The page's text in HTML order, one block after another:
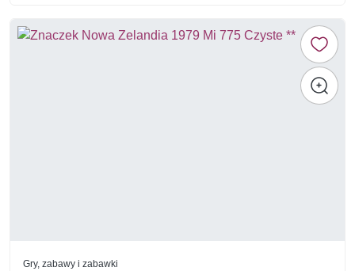
Gry, zabawy i zabawki